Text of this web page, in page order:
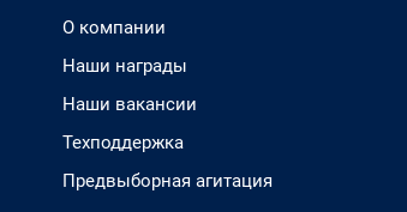
О компании
Наши награды
Наши вакансии
Техподдержка
Предвыборная агитация